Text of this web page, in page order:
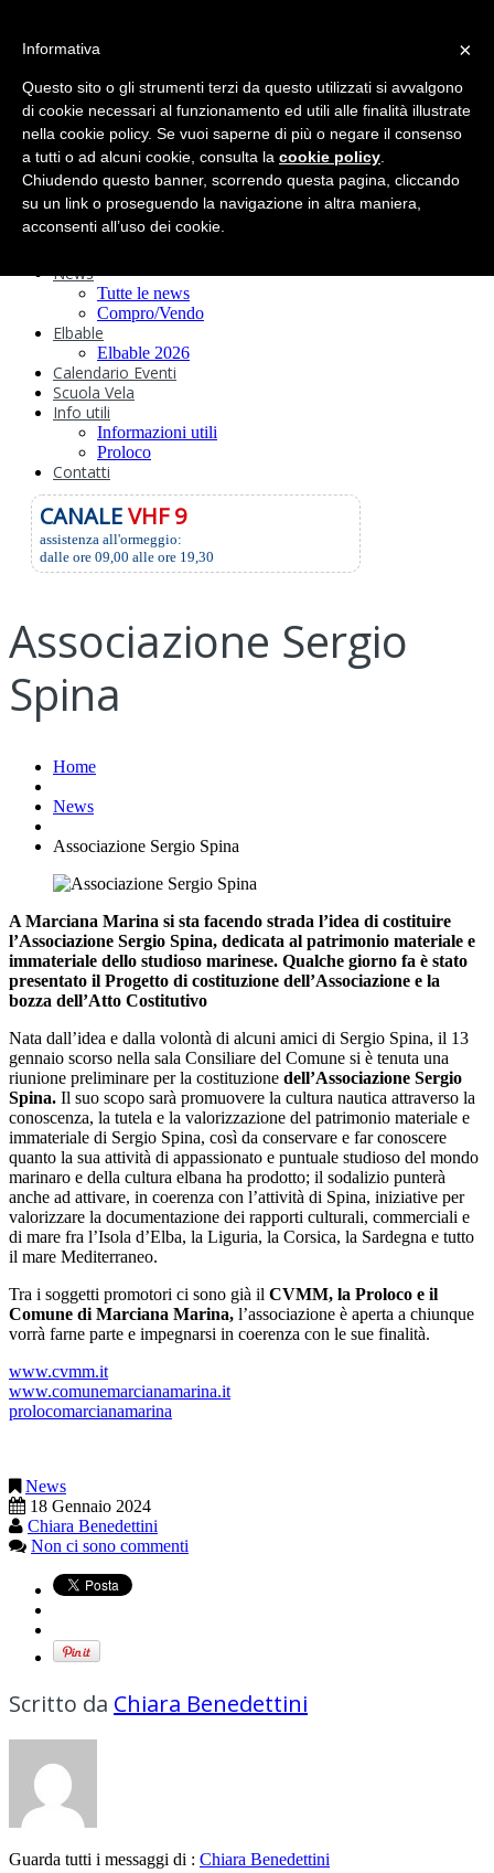
Circolo
Statuto e
Regolamenti
Storia
Ormeggi
Sede e Servizi
Attività
Safeguarding
News
Tutte le news
Compro/Vendo
Elbable
Elbable 2026
Calendario Eventi
Scuola Vela
Info utili
Informazioni utili
Proloco
Contatti
CANALEVHF 9
assistenza all'ormeggio:
dalle ore 09,00 alle ore 19,30
Associazione Sergio
Spina
Home
News
Associazione Sergio Spina
A Marciana Marina si sta facendo strada l’idea di costituire
l’Associazione Sergio Spina, dedicata al patrimonio materiale e
immateriale dello studioso marinese. Qualche giorno fa è stato
presentato il Progetto di costituzione dell’Associazione e la
bozza dell’Atto Costitutivo
Nata dall’idea e dalla volontà di alcuni amici di Sergio Spina, il 13
gennaio scorso nella sala Consiliare del Comune si è tenuta una
riunione preliminare per la costituzione dell’Associazione Sergio
Spina. Il suo scopo sarà promuovere la cultura nautica attraverso la
conoscenza, la tutela e la valorizzazione del patrimonio materiale e
immateriale di Sergio Spina, così da conservare e far conoscere
quanto la sua attività di appassionato e puntuale studioso del mondo
marinaro e della cultura elbana ha prodotto; il sodalizio punterà
anche ad attivare, in coerenza con l’attività di Spina, iniziative per
valorizzare la documentazione dei rapporti culturali, commerciali e
di mare fra l’Isola d’Elba, la Liguria, la Corsica, la Sardegna e tutto
il mare Mediterraneo.
Tra i soggetti promotori ci sono già il CVMM, la Proloco e il
Comune di Marciana Marina, l’associazione è aperta a chiunque
vorrà farne parte e impegnarsi in coerenza con le sue finalità.
www.cvmm.it
www.comunemarcianamarina.it
prolocomarcianamarina
News
18 Gennaio 2024
Chiara Benedettini
Non ci sono commenti
Scritto da Chiara Benedettini
Guarda tutti i messaggi di : Chiara Benedettini
×
Informativa
Questo sito o gli strumenti terzi da questo utilizzati si avvalgono
di cookie necessari al funzionamento ed utili alle finalità illustrate
nella cookie policy. Se vuoi saperne di più o negare il consenso
a tutti o ad alcuni cookie, consulta la cookie policy
Chiudendo questo banner, scorrendo questa pagina, cliccando
su un link o proseguendo la navigazione in altra maniera,
acconsenti all’uso dei cookie.